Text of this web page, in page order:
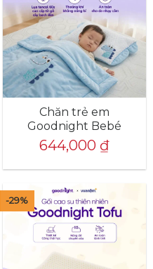
Chăn trẻ em
Goodnight Bebé
644,000 ₫
-29%